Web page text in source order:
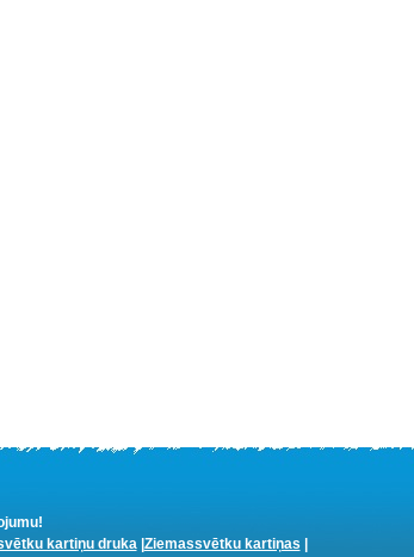
kartiņu druka| Ziemassvētku kartiņas